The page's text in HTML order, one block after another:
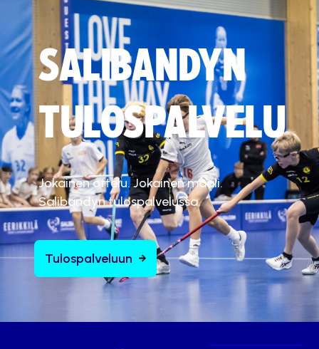
SALIBANDYN
TULOSPALVELU
Jokainen ottelu. Jokainen maali.
Salibandyn tulospalvelussa.
Tulospalveluun